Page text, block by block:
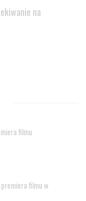
na
filmu
filmu w